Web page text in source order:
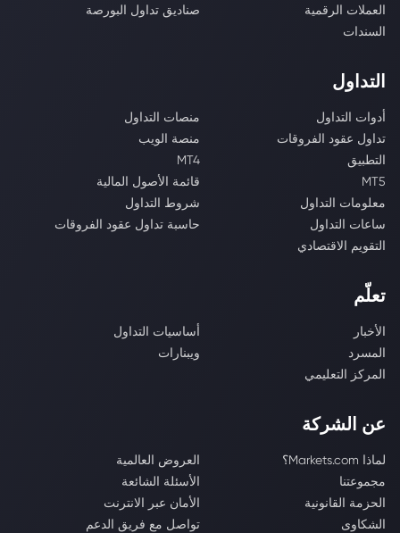
العملات الرقمية
صناديق تداول البورصة
السندات
التداول
أدوات التداول
منصات التداول
تداول عقود الفروقات
منصة الويب
التطبيق
MT4
MT5
قائمة الأصول المالية
معلومات التداول
شروط التداول
ساعات التداول
حاسبة تداول عقود الفروقات
التقويم الاقتصادي
تعلّم
الأخبار
أساسيات التداول
المسرد
ويبنارات
المركز التعليمي
عن الشركة
لماذا Markets.com؟
العروض العالمية
مجموعتنا
الأسئلة الشائعة
الحزمة القانونية
الأمان عبر الانترنت
الشكاوى
تواصل مع فريق الدعم